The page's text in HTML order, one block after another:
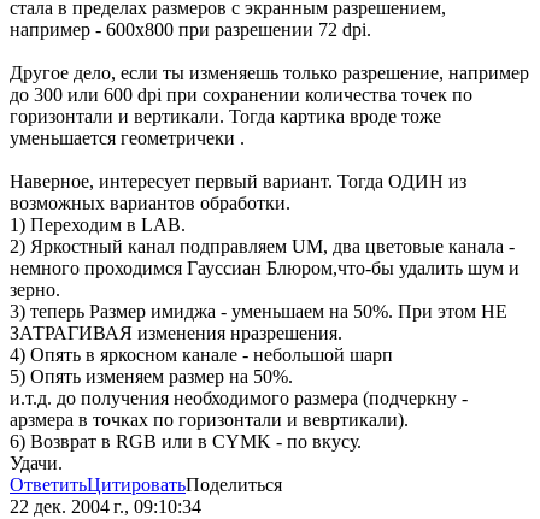
стала в пределах размеров с экранным разрешением,
например - 600х800 при разрешении 72 dpi.
Другое дело, если ты изменяешь только разрешение, например
до 300 или 600 dpi при сохранении количества точек по
горизонтали и вертикали. Тогда картика вроде тоже
уменьшается геометричеки .
Наверное, интересует первый вариант. Тогда ОДИН из
возможных вариантов обработки.
1) Переходим в LAB.
2) Яркостный канал подправляем UM, два цветовые канала -
немного проходимся Гауссиан Блюром,что-бы удалить шум и
зерно.
3) теперь Размер имиджа - уменьшаем на 50%. При этом НЕ
ЗАТРАГИВАЯ изменения нразрешения.
4) Опять в яркосном канале - небольшой шарп
5) Опять изменяем размер на 50%.
и.т.д. до получения необходимого размера (подчеркну -
арзмера в точках по горизонтали и вевртикали).
6) Возврат в RGB или в СYMK - по вкусу.
Удачи.
ОтветитьЦитироватьПоделиться
22 дек. 2004 г., 09:10:34